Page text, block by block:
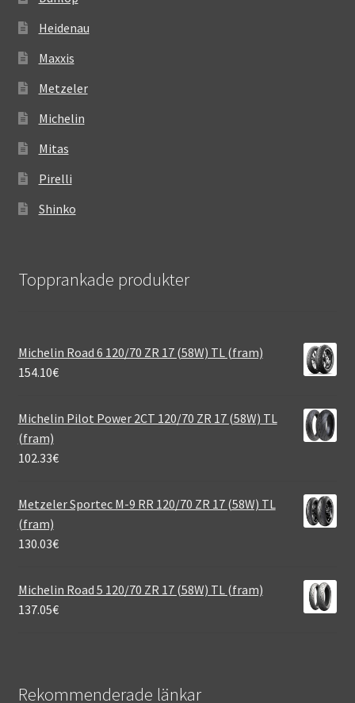
Heidenau
Maxxis
Metzeler
Michelin
Mitas
Pirelli
Shinko
Topprankade produkter
Michelin Road 6 120/70 ZR 17 (58W) TL (fram)
154.10€
Michelin Pilot Power 2CT 120/70 ZR 17 (58W) TL
(fram)
102.33€
Metzeler Sportec M-9 RR 120/70 ZR 17 (58W) TL
(fram)
130.03€
Michelin Road 5 120/70 ZR 17 (58W) TL (fram)
137.05€
Rekommenderade länkar